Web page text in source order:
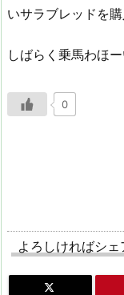
いサラブレッドを購
しばらく乗馬わほー
0
よろしければシ